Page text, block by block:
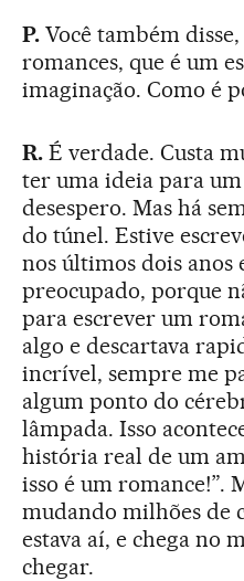
P.Você também disse,
romances, que é um
imaginação. Como é
R.É verdade. Custa
ter uma ideia para um
desespero. Mas há
do túnel. Estive
nos últimos dois anos
preocupado, porque
para escrever um
algo e descartava
incrível, sempre me
algum ponto do
lâmpada. Isso
história real de um
isso é um romance!”.
mudando milhões de
estava aí, e chega no
chegar.